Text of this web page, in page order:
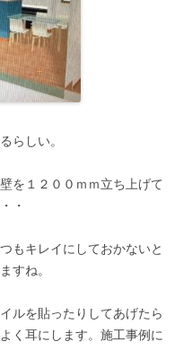
らしい。
を１２００ｍｍ立ち上げて
・
もキレイにしておかないと
すね。
ルを貼ったりしてあげたら
く耳にします。施工事例に